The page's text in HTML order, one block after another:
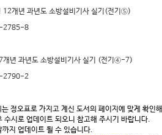
개년 과년도 소방설비기사 실기(전기⑤)
2785-8
년 과년도 소방설비기사 실기 (전기④-7)
2790-2
정오표로 가지고 계신 도서의 페이지에 맞게 확인
수시로 업데이트 되오니 참고해 주시기 바랍니다.
지 업데이트 될 수 있습니다.